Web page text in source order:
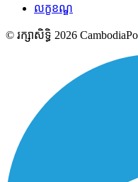
លក្ខខណ្ឌ
© រក្សាសិទ្ធិ 2026